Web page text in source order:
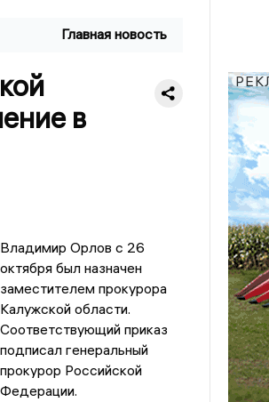
Главная новость
в
Владимир Орлов с 26
октября был назначен
заместителем прокурора
Калужской области.
Соответствующий приказ
подписал генеральный
прокурор Российской
Федерации.